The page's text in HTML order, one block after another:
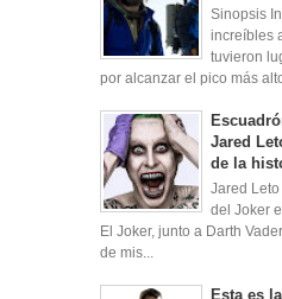
Sinopsis
increíbles
tuvieron
por alcanzar el pico más alto
Jared
de la
Jared
del Joker
El Joker, junto a Darth
de mis...
Esta es